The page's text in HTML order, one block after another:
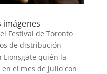
Festival de Toronto
de distribución
quién la
el mes de julio con